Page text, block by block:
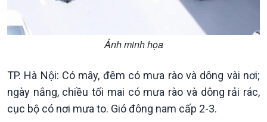
Ảnh minh họa
TP. Hà Nội: Có mây, đêm có mưa rào và dông vài nơi;
ngày nắng, chiều tối mai có mưa rào và dông rải rác,
cục bộ có nơi mưa to. Gió đông nam cấp 2-3.